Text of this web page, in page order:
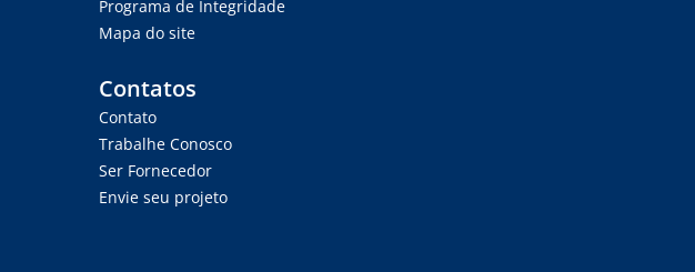
Programa de Integridade
Mapa do site
Contatos
Contato
Trabalhe Conosco
Ser Fornecedor
Envie seu projeto